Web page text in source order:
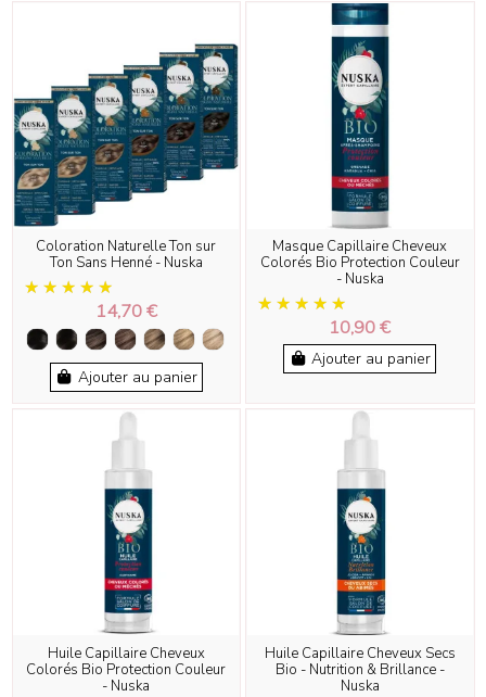
Coloration Naturelle Ton sur
Ton Sans Henné - Nuska
14,70 €
Ajouter au panier
Masque Capillaire Cheveux
Colorés Bio Protection Couleur
- Nuska
10,90 €
Ajouter au panier
Huile Capillaire Cheveux
Colorés Bio Protection Couleur
- Nuska
Huile Capillaire Cheveux Secs
Bio - Nutrition & Brillance -
Nuska